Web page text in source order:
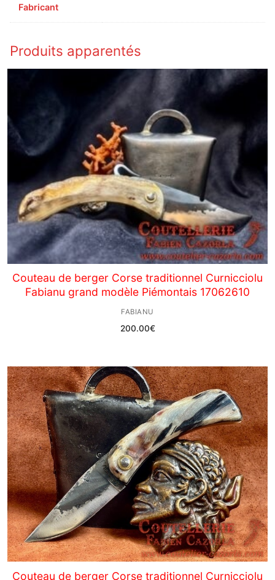
Fabricant
Produits apparentés
Couteau de berger Corse traditionnel Curnicciolu
Fabianu grand modèle Piémontais 17062610
FABIANU
200.00€
Couteau de berger Corse traditionnel Curnicciolu